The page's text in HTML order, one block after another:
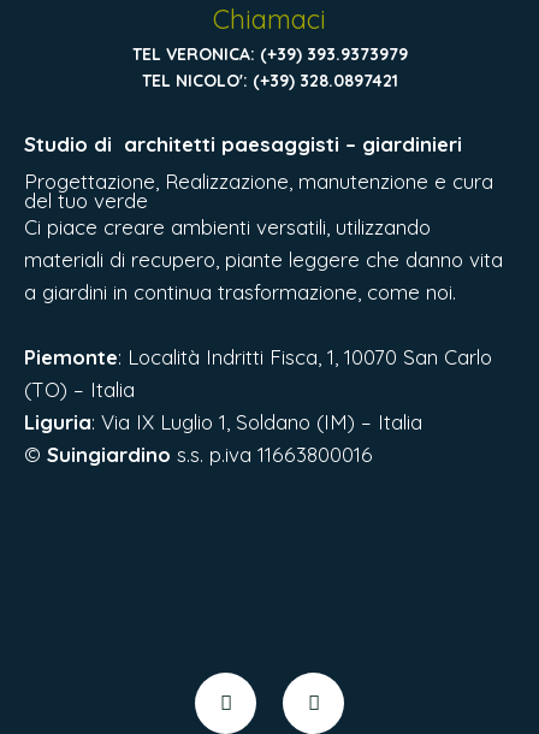
Chiamaci
TEL VERONICA: (+39) 393.9373979
TEL NICOLO': (+39) 328.0897421
Studio di architetti paesaggisti – giardinieri
Progettazione, Realizzazione, manutenzione e cura
del tuo verde
Ci piace creare ambienti versatili, utilizzando
materiali di recupero, piante leggere che danno vita
a giardini in continua trasformazione, come noi.
Piemonte: Località Indritti Fisca, 1, 10070 San Carlo
(TO) – Italia
Liguria: Via IX Luglio 1, Soldano (IM) – Italia
© Suingiardino s.s. p.iva 11663800016